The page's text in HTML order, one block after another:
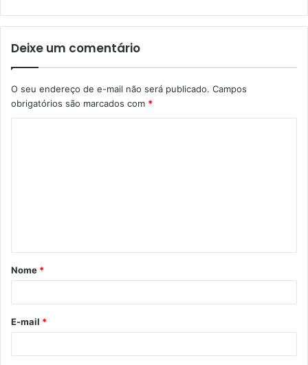
Deixe um comentário
O seu endereço de e-mail não será publicado. Campos
obrigatórios são marcados com *
Nome *
E-mail *